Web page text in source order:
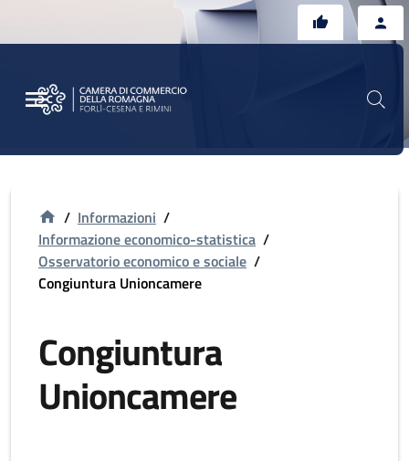
/ Informazioni /
Informazione economico-statistica /
Osservatorio economico e sociale /
Congiuntura Unioncamere
Congiuntura
Unioncamere